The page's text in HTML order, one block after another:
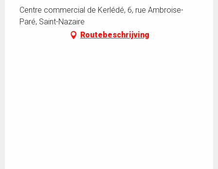
Centre commercial de Kerlédé, 6, rue Ambroise-
Paré, Saint-Nazaire
Routebeschrijving